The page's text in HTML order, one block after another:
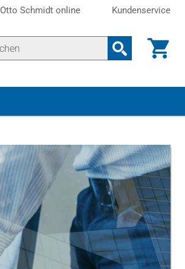
Otto Schmidt online Kundenservice